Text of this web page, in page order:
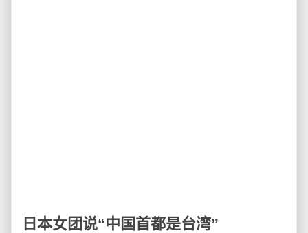
日本女团说“中国首都是台湾”